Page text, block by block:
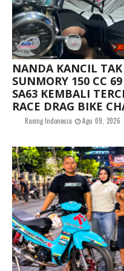
NANDA KANCIL
SUNMORY 150 CC
SA63 KEMBALI
RACE DRAG BIKE
Racing Indonesia Agu 09, 2026